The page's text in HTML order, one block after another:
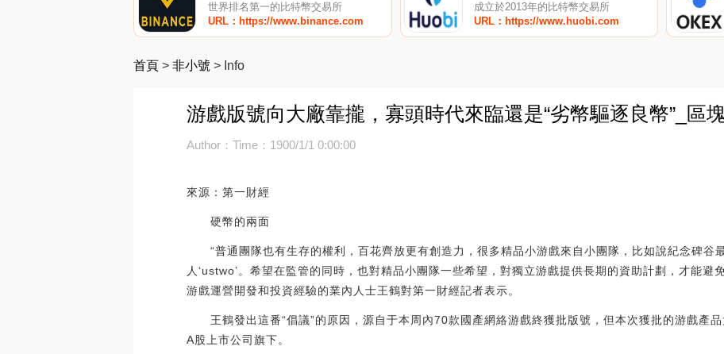
世界排名第一的比特幣交易所
URL：https://www.binance.com
成立於2013年的比特幣交易所
URL：https://www.huobi.com
首頁 > 非小號 > Info
游戲版號向大廠靠攏，寡頭時代來臨還是“劣幣驅逐良幣”_區
Author：Time：1900/1/1 0:00:00
來源：第一財經
硬幣的兩面
“普通團隊也有生存的權利，百花齊放更有創造力，很多精品小游戲來自小團隊，比如說紀念碑谷
人‘ustwo’。希望在監管的同時，也對精品小團隊一些希望，對獨立游戲提供長期的資助計劃，才能避
游戲運營開發和投資經驗的業內人士王鶴對第一財經記者表示。
王鶴發出這番“倡議”的原因，源自于本周內70款國產網絡游戲終獲批版號，但本次獲批的游戲產品
A股上市公司旗下。